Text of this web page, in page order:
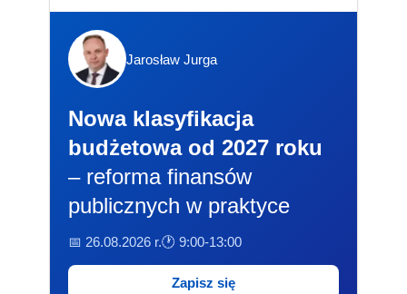
Jarosław Jurga
Nowa klasyfikacja
budżetowa od 2027 roku
– reforma finansów
publicznych w praktyce
📅 26.08.2026 r.🕐 9:00-13:00
Zapisz się